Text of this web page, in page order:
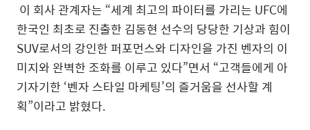
이 회사 관계자는 “세계 최고의 파이터를 가리는 UFC에
한국인 최초로 진출한 김동현 선수의 당당한 기상과 힘이
SUV로서의 강인한 퍼포먼스와 디자인을 가진 벤자의 이
미지와 완벽한 조화를 이루고 있다”면서 “고객들에게 아
기자기한 ‘벤자 스타일 마케팅’의 즐거움을 선사할 계
획”이라고 밝혔다.